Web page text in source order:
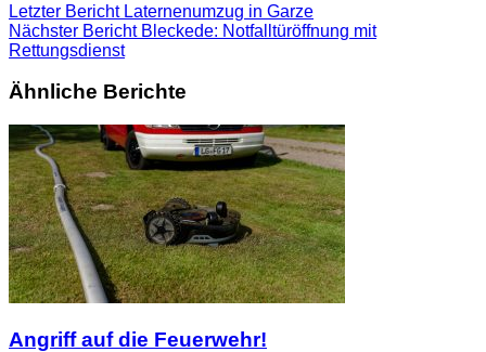
Letzter BerichtLaternenumzug in Garze
Nächster BerichtBleckede: Notfalltüröffnung mit
Rettungsdienst
Ähnliche Berichte
Angriff auf die Feuerwehr!